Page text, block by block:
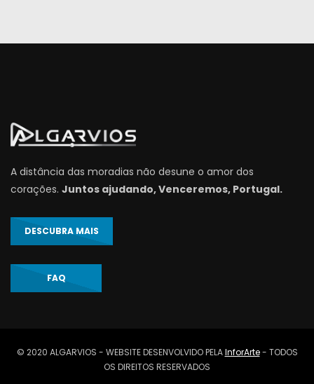
A distância das moradias não desune o amor dos
corações. Juntos ajudando, Venceremos, Portugal.
DESCUBRA MAIS
FAQ
© 2020 ALGARVIOS - WEBSITE DESENVOLVIDO PELAInforArte- TODOS
OS DIREITOS RESERVADOS